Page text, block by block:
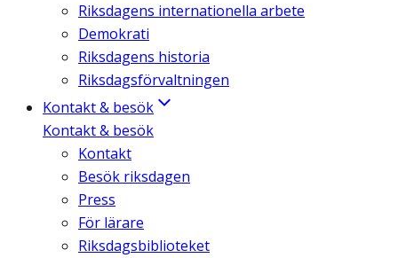
Riksdagens internationella arbete
Demokrati
Riksdagens historia
Riksdagsförvaltningen
Kontakt & besök
Kontakt & besök
Kontakt
Besök riksdagen
Press
För lärare
Riksdagsbiblioteket